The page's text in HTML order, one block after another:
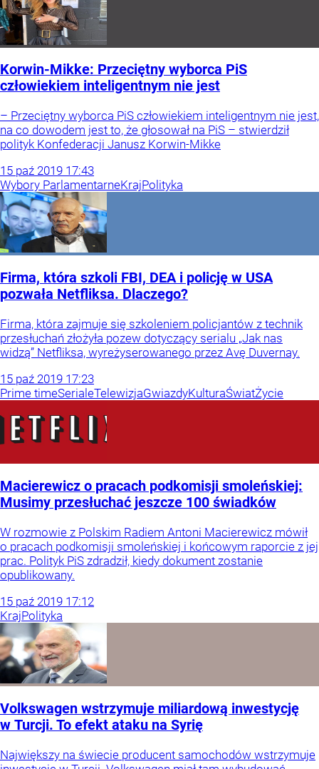
Korwin-Mikke: Przeciętny wyborca PiS
człowiekiem inteligentnym nie jest
– Przeciętny wyborca PiS człowiekiem inteligentnym nie jest,
na co dowodem jest to, że głosował na PiS – stwierdził
polityk Konfederacji Janusz Korwin-Mikke
15 paź 2019 17:43
Wybory ParlamentarneKrajPolityka
Firma, która szkoli FBI, DEA i policję w USA
pozwała Netfliksa. Dlaczego?
Firma, która zajmuje się szkoleniem policjantów z technik
przesłuchań złożyła pozew dotyczący serialu „Jak nas
widzą” Netfliksa, wyreżyserowanego przez Avę Duvernay.
15 paź 2019 17:23
Prime timeSerialeTelewizjaGwiazdyKulturaŚwiatŻycie
Macierewicz o pracach podkomisji smoleńskiej:
Musimy przesłuchać jeszcze 100 świadków
W rozmowie z Polskim Radiem Antoni Macierewicz mówił
o pracach podkomisji smoleńskiej i końcowym raporcie z jej
prac. Polityk PiS zdradził, kiedy dokument zostanie
opublikowany.
15 paź 2019 17:12
KrajPolityka
Volkswagen wstrzymuje miliardową inwestycję
w Turcji. To efekt ataku na Syrię
Największy na świecie producent samochodów wstrzymuje